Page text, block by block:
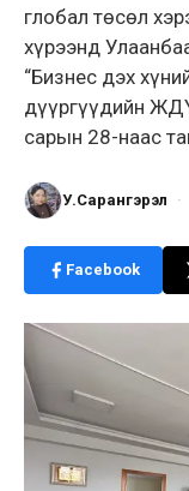
глобал төсөл
хүрээнд
“Бизнес дэх
дүүргүүдийн
сарын 28-наас
У.Сарангэрэл ·
Facebook